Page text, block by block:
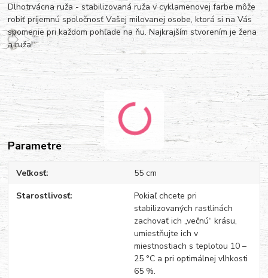
Dlhotrvácna ruža - stabilizovaná ruža v cyklamenovej farbe môže
robiť príjemnú spoločnosť Vašej milovanej osobe, ktorá si na Vás
spomenie pri každom pohľade na ňu. Najkrajším stvorením je žena
a ruža!
Parametre
Veľkosť 55 cm
Starostlivosť
Pokiaľ chcete pri
stabilizovaných rastlinách
zachovať ich „večnú“ krásu,
umiestňujte ich v
miestnostiach s teplotou 10 –
25 °C a pri optimálnej vlhkosti
65 %.